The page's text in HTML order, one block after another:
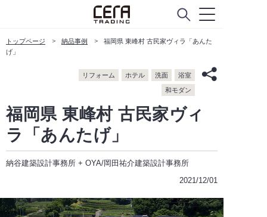
トップページ 納品事例
福岡県 東峰村 古民家ヴィラ「あんた
げ」
リフォーム ホテル 洗面 浴室
和モダン
福岡県 東峰村 古民家ヴィ
ラ「あんたげ」
納谷建築設計事務所 + OYA/岡田祐介建築設計事務所
2021/12/01